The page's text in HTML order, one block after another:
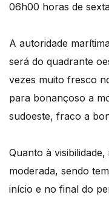
06h00 horas de
A autoridade
será do quadrante
vezes muito fresco
para bonançoso a
sudoeste, fraco a
Quanto à
moderada, sendo
início e no final do